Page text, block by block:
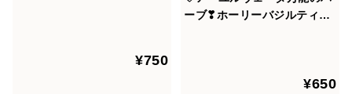
¥750
ーブ❣ホーリーバジルティー
¥650